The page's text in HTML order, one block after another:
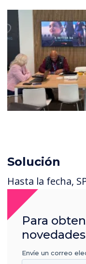
Solución
Hasta la fecha,
instalado y
Pantallas
3
CleverLive
Plataforma
Para
Envíe un correo